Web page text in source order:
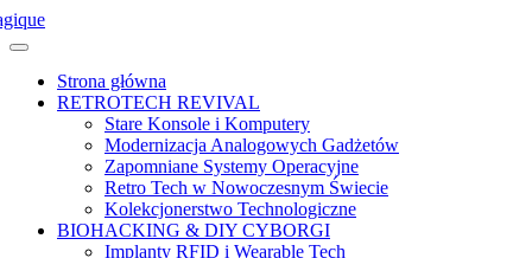
Skip
to
Strona główna
RETROTECH REVIVAL
Stare Konsole i Komputery
Modernizacja Analogowych Gadżetów
Zapomniane Systemy Operacyjne
Retro Tech w Nowoczesnym Świecie
Kolekcjonerstwo Technologiczne
BIOHACKING & DIY CYBORGI
Implanty RFID i Wearable Tech